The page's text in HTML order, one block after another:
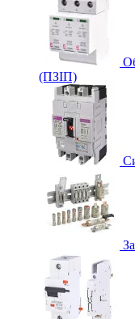
(ПЗІП)